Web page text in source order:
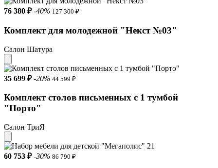
76 380 ₽ -40% 127 300 ₽
Комплект для молодежной "Некст №03"
Салон Шатура
35 699 ₽ -20% 44 599 ₽
Комплект столов письменных с 1 тумбой
"Порто"
Салон ТриЯ
60 753 ₽ -30% 86 790 ₽